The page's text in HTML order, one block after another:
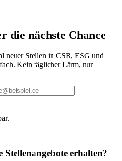
die nächste Chance
neuer Stellen in CSR, ESG und
Kein täglicher Lärm, nur
Stellenangebote erhalten?